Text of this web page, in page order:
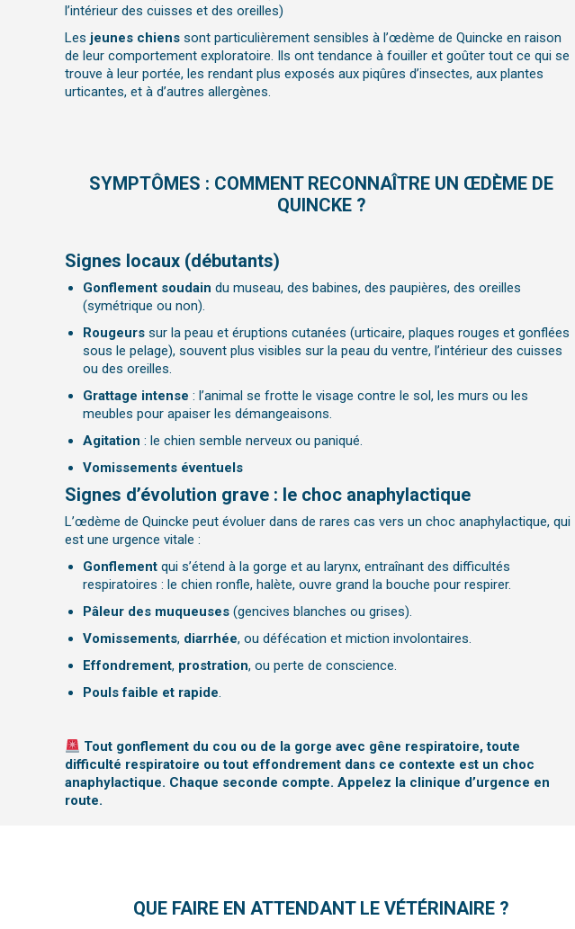
l’intérieur des cuisses et des oreilles)
Les jeunes chiens sont particulièrement sensibles à l’œdème de Quincke en raison
de leur comportement exploratoire. Ils ont tendance à fouiller et goûter tout ce qui se
trouve à leur portée, les rendant plus exposés aux piqûres d’insectes, aux plantes
urticantes, et à d’autres allergènes.
SYMPTÔMES : COMMENT RECONNAÎTRE UN ŒDÈME DE
QUINCKE ?
Signes locaux (débutants)
Gonflement soudain du museau, des babines, des paupières, des oreilles
(symétrique ou non).
Rougeurs sur la peau et éruptions cutanées (urticaire, plaques rouges et gonflées
sous le pelage), souvent plus visibles sur la peau du ventre, l’intérieur des cuisses
ou des oreilles.
Grattage intense : l’animal se frotte le visage contre le sol, les murs ou les
meubles pour apaiser les démangeaisons.
Agitation : le chien semble nerveux ou paniqué.
Vomissements éventuels
Signes d’évolution grave : le choc anaphylactique
L’œdème de Quincke peut évoluer dans de rares cas vers un choc anaphylactique, qui
est une urgence vitale :
Gonflement qui s’étend à la gorge et au larynx, entraînant des difficultés
respiratoires : le chien ronfle, halète, ouvre grand la bouche pour respirer.
Pâleur des muqueuses (gencives blanches ou grises).
Vomissements, diarrhée, ou défécation et miction involontaires.
Effondrement, prostration, ou perte de conscience.
Pouls faible et rapide.
Tout gonflement du cou ou de la gorge avec gêne respiratoire, toute
difficulté respiratoire ou tout effondrement dans ce contexte est un choc
anaphylactique. Chaque seconde compte. Appelez la clinique d’urgence en
route.
QUE FAIRE EN ATTENDANT LE VÉTÉRINAIRE ?